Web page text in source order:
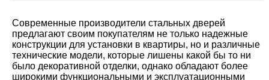
Современные производители стальных дверей
предлагают своим покупателям не только надежные
конструкции для установки в квартиры, но и различные
технические модели, которые лишены какой бы то ни
было декоративной отделки, однако обладают более
широкими функциональными и эксплуатационными